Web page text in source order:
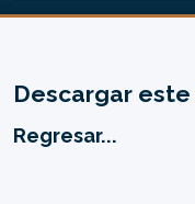
Descargar
Regresar...